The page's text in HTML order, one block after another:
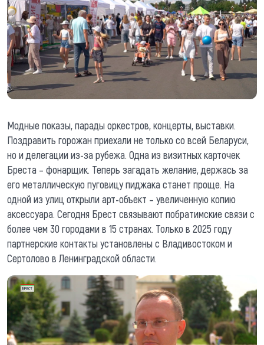
Модные показы, парады оркестров, концерты, выставки.
Поздравить горожан приехали не только со всей Беларуси,
но и делегации из-за рубежа. Одна из визитных карточек
Бреста – фонарщик. Теперь загадать желание, держась за
его металлическую пуговицу пиджака станет проще. На
одной из улиц открыли арт-объект – увеличенную копию
аксессуара. Сегодня Брест связывают побратимские связи с
более чем 30 городами в 15 странах. Только в 2025 году
партнерские контакты установлены с Владивостоком и
Сертолово в Ленинградской области.